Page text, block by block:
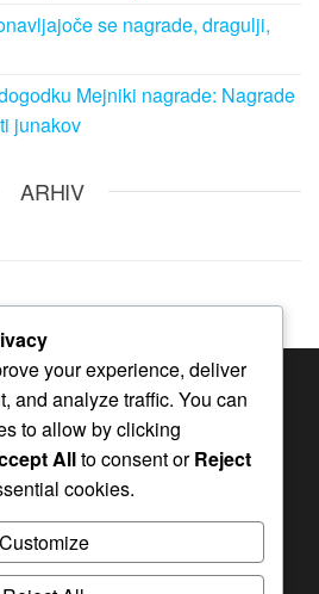
se nagrade, dragulji,
Mejniki nagrade: Nagrade
junakov
ARHIV
v igri Whiteout
Survival
v igri Whiteout
your experience, deliver
and analyze traffic. You can
to allow by clicking
Allto consent orReject
cookies.
Customize